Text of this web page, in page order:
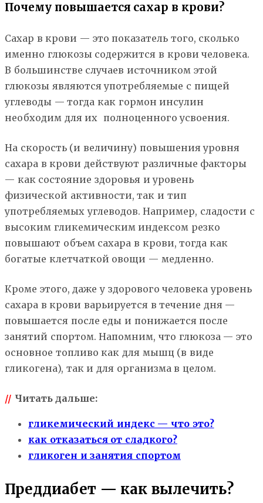
Почему повышается сахар в крови?
Сахар в крови — это показатель того, сколько
именно глюкозы содержится в крови человека.
В большинстве случаев источником этой
глюкозы являются употребляемые с пищей
углеводы — тогда как гормон инсулин
необходим для их полноценного усвоения.
На скорость (и величину) повышения уровня
сахара в крови действуют различные факторы
— как состояние здоровья и уровень
физической активности, так и тип
употребляемых углеводов. Например, сладости с
высоким гликемическим индексом резко
повышают объем сахара в крови, тогда как
богатые клетчаткой овощи — медленно.
Кроме этого, даже у здорового человека уровень
сахара в крови варьируется в течение дня —
повышается после еды и понижается после
занятий спортом. Напомним, что глюкоза — это
основное топливо как для мышц (в виде
гликогена), так и для организма в целом.
// Читать дальше:
гликемический индекс — что это?
как отказаться от сладкого?
гликоген и занятия спортом
Преддиабет — как вылечить?